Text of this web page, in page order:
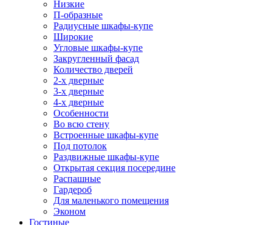
Низкие
П-образные
Радиусные шкафы-купе
Широкие
Угловые шкафы-купе
Закругленный фасад
Количество дверей
2-х дверные
3-х дверные
4-х дверные
Особенности
Во всю стену
Встроенные шкафы-купе
Под потолок
Раздвижные шкафы-купе
Открытая секция посередине
Распашные
Гардероб
Для маленького помещения
Эконом
Гостиные